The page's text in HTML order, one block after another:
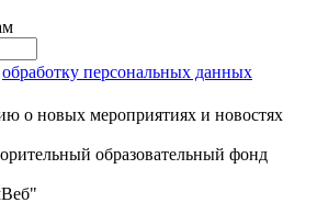
обработку персональных данных
о новых мероприятиях и новостях
образовательный фонд